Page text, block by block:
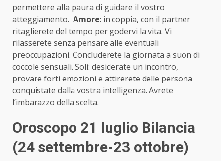
permettere alla paura di guidare il vostro
atteggiamento. Amore: in coppia, con il partner
ritaglierete del tempo per godervi la vita. Vi
rilasserete senza pensare alle eventuali
preoccupazioni. Concluderete la giornata a suon di
coccole sensuali. Soli: desiderate un incontro,
provare forti emozioni e attirerete delle persona
conquistate dalla vostra intelligenza. Avrete
l’imbarazzo della scelta.
Oroscopo 21 luglio Bilancia
(24 settembre-23 ottobre)